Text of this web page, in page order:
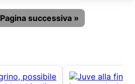
Pagina successiva »